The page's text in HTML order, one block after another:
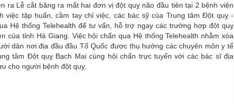
Lễ cắt băng ra mắt hai đơn vị đột quỵ não đầu tiên tại 2 bệnh viện
việc tập huấn, cầm tay chỉ việc, các bác sỹ của Trung tâm Đột quỵ -
Hệ thống Telehealth để tư vấn, hỗ trợ ngay các trường hợp đột quỵ
của tỉnh Hà Giang. Việc hội chẩn qua Hệ thống Telehealth nhằm xóa
dân nơi địa đầu đầu Tổ Quốc được thụ hưởng các chuyên môn y tế
tâm Đột quỵ Bạch Mai cùng hội chẩn trực tuyến với các bác sĩ địa
cho người bệnh đột quỵ.